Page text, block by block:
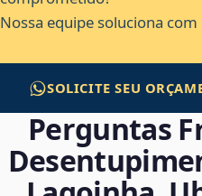
Nossa equipe soluciona com
SOLICITE SEU
Perguntas